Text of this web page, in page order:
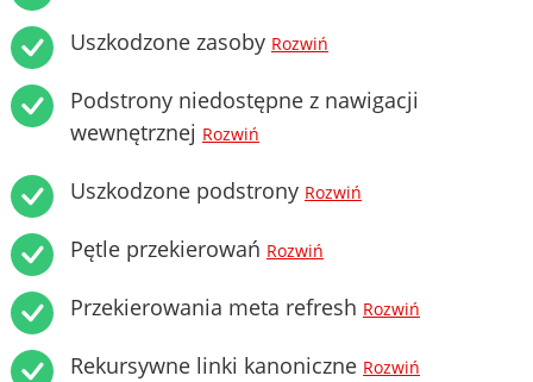
Uszkodzone zasoby Rozwiń
Podstrony niedostępne z nawigacji
wewnętrznej Rozwiń
Uszkodzone podstrony Rozwiń
Pętle przekierowań Rozwiń
Przekierowania meta refresh Rozwiń
Rekursywne linki kanoniczne Rozwiń